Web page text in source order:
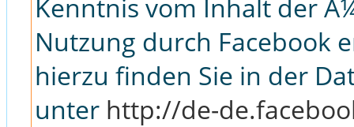
Kenntnis vom Inhalt der
Nutzung durch Facebook
hierzu finden Sie in der
unter http://de-